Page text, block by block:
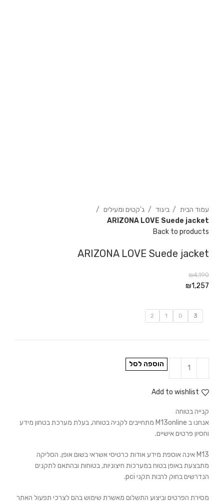
עמוד הבית ביגוד
ג'קטים ומעילים
ARIZONA LOVE Suede jacket
Back to products
ARIZONA LOVE Suede jacket
₪4,190
₪1,257
3
0
1
2
הוספה לסל
Add to wishlist
קנייה בטוחה
אנחנו ב M13online מתחייבים לקניה בטוחה, בעלת מערכת בטחון מידע
וחסיון פרטים אישיים.
M13 אינה אוספת מידע אודות כרטיסי אשראי בשום אופן. הסליקה
מתבצעת באופן בטוח במערכות חיצוניות, בטוחות ובהתאם לתקנים
הנדרשים בחוק לרבות תקני pci.
מסירת הפרטים וביצוע התשלום מאשרת שימוש בהם לצרכי תפעול האתר